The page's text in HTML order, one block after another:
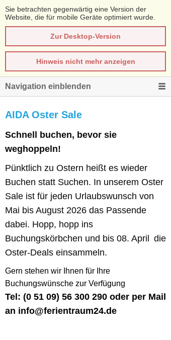
Sie betrachten gegenwärtig eine Version der
Website, die für mobile Geräte optimiert wurde.
Zur Desktop-Version
Hinweis nicht mehr anzeigen
Navigation einblenden
AIDA Oster Sale
Schnell buchen, bevor sie
weghoppeln!
Pünktlich zu Ostern heißt es wieder
Buchen statt Suchen. In unserem Oster
Sale ist für jeden Urlaubswunsch von
Mai bis August 2026 das Passende
dabei. Hopp, hopp ins
Buchungskörbchen und bis 08. April die
Oster-Deals einsammeln.
Gern stehen wir Ihnen für Ihre
Buchungswünsche zur Verfügung
Tel: (0 51 09) 56 300 290 oder per Mail
an info@ferientraum24.de